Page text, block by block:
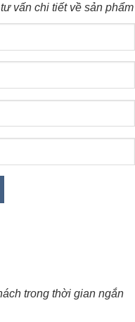
vấn chi tiết về sản phẩm
trong thời gian ngắn